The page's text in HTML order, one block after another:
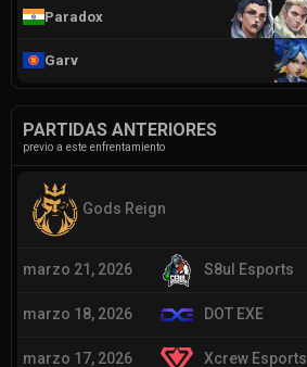
Paradox
Garv
PARTIDAS ANTERIORES
previo a este enfrentamiento
Gods Reign
marzo 21, 2026 S8ul Esports
marzo 18, 2026 DOT EXE
marzo 17, 2026 Xcrew Esports